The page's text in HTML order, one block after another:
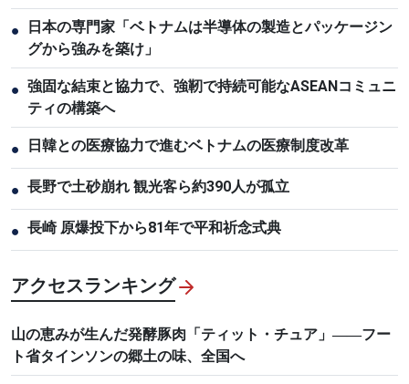
●
日本の専門家「ベトナムは半導体の製造とパッケージン
グから強みを築け」
● 強固な結束と協力で、強靭で持続可能なASEANコミュニ
ティの構築へ
● 日韓との医療協力で進むベトナムの医療制度改革
● 長野で土砂崩れ 観光客ら約390人が孤立
● 長崎 原爆投下から81年で平和祈念式典
アクセスランキング
山の恵みが生んだ発酵豚肉「ティット・チュア」――フー
ト省タインソンの郷土の味、全国へ